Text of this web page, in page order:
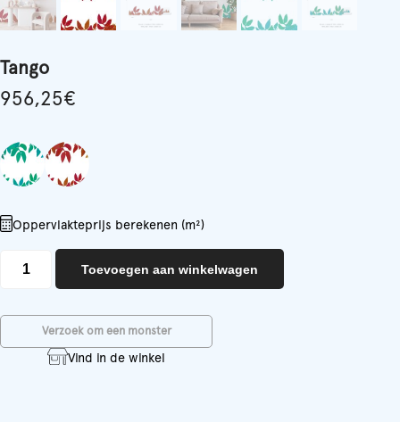
Tango
956,25€
Oppervlakteprijs berekenen (m²)
aantal
Toevoegen aan winkelwagen
Verzoek om een monster
Vind in de winkel